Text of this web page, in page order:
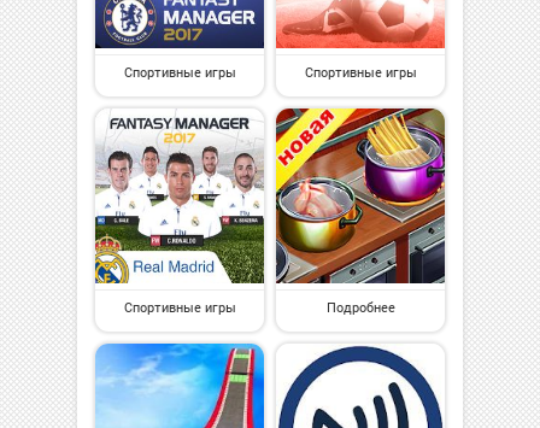
Спортивные игры Спортивные игры
Спортивные игры Подробнее